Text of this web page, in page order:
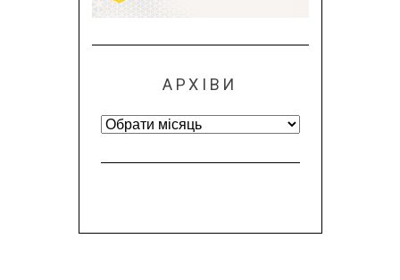
АРХІВИ
Архіви